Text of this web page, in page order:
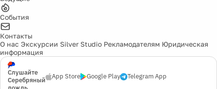
События
Контакты
О нас Экскурсии Silver Studio Рекламодателям Юридическая
информация
Слушайте
Серебряный
App Store Google Play Telegram App